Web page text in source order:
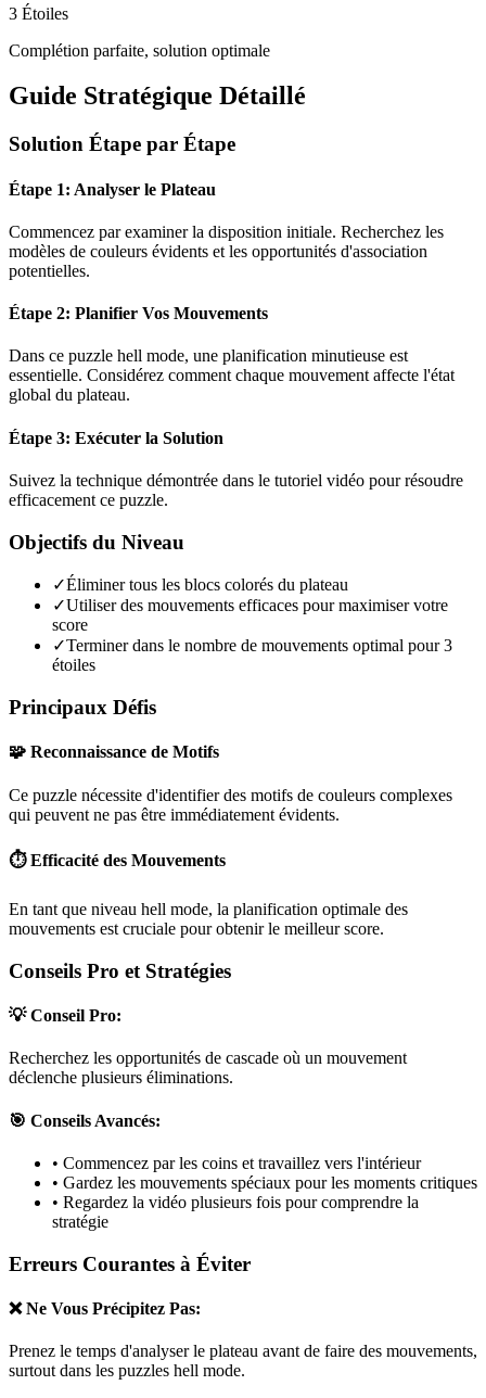
3 Étoiles
Complétion parfaite, solution optimale
Guide Stratégique Détaillé
Solution Étape par Étape
Étape 1: Analyser le Plateau
Commencez par examiner la disposition initiale. Recherchez les
modèles de couleurs évidents et les opportunités d'association
potentielles.
Étape 2: Planifier Vos Mouvements
Dans ce puzzle hell mode, une planification minutieuse est
essentielle. Considérez comment chaque mouvement affecte l'état
global du plateau.
Étape 3: Exécuter la Solution
Suivez la technique démontrée dans le tutoriel vidéo pour résoudre
efficacement ce puzzle.
Objectifs du Niveau
✓Éliminer tous les blocs colorés du plateau
✓Utiliser des mouvements efficaces pour maximiser votre
score
✓Terminer dans le nombre de mouvements optimal pour 3
étoiles
Principaux Défis
🧩 Reconnaissance de Motifs
Ce puzzle nécessite d'identifier des motifs de couleurs complexes
qui peuvent ne pas être immédiatement évidents.
⏱️ Efficacité des Mouvements
En tant que niveau hell mode, la planification optimale des
mouvements est cruciale pour obtenir le meilleur score.
Conseils Pro et Stratégies
💡 Conseil Pro:
Recherchez les opportunités de cascade où un mouvement
déclenche plusieurs éliminations.
🎯 Conseils Avancés:
• Commencez par les coins et travaillez vers l'intérieur
• Gardez les mouvements spéciaux pour les moments critiques
• Regardez la vidéo plusieurs fois pour comprendre la
stratégie
Erreurs Courantes à Éviter
❌ Ne Vous Précipitez Pas:
Prenez le temps d'analyser le plateau avant de faire des mouvements,
surtout dans les puzzles hell mode.